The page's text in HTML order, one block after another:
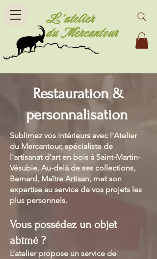
L'atelier
du Mercantour
Restauration &
personnalisation
Sublimez vos intérieurs avec l'Atelier
du Mercantour, spécialiste de
l'artisanat d'art en bois à Saint-Martin-
Vésubie. Au-delà de ses collections,
Bernard, Maître Artisan, met son
expertise au service de vos projets les
plus personnels.
Vous possédez un objet
abîmé ?
L’atelier propose un service de